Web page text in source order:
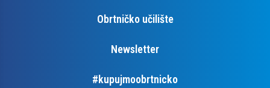
Obrtničko učilište
Newsletter
#kupujmoobrtnicko